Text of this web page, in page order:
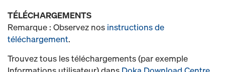
TÉLÉCHARGEMENTS
Remarque : Observez nos instructions de
téléchargement.
Trouvez tous les téléchargements (par exemple